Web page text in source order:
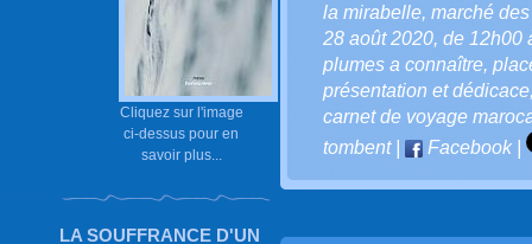
Cliquez sur l'image
ci-dessus pour en
savoir plus...
LA SOUFFRANCE D'UN
la mirabelle, marché
28 août 2020, de 12h00
plumes a connaître,
présentation et dédicace
carnet de voyage
tombent| Facebook|